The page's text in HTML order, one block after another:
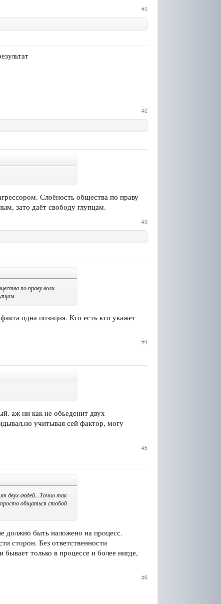
#1
#2
Слоёность общества по праву
зато даёт свободу глупцам.
#3
по праву воли
одна позиция. Кто есть кто укажет
#4
аж ни как не обьеденит двух
учитывая сей фактор, могу
#5
двух людей...Точно так
общаться стобой
должно быть наложено на процесс.
сторон. Без ответственности
только в процессе и более нигде,
#6